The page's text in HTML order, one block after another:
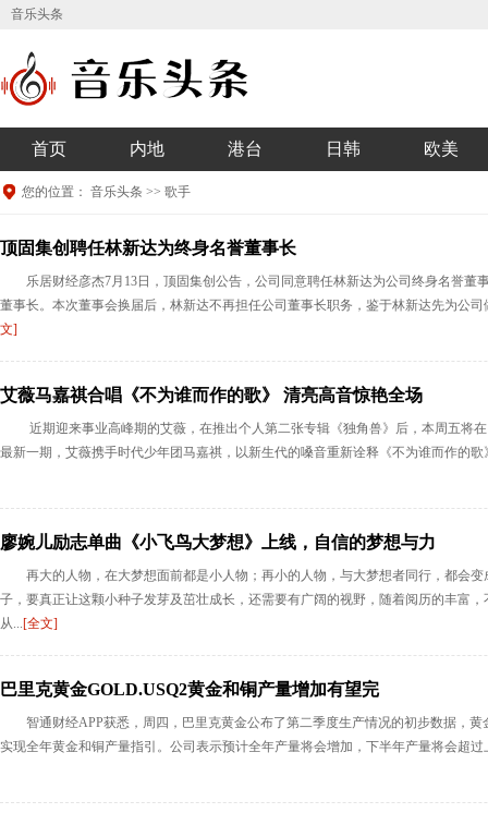
音乐头条
首页 内地 港台 日韩 欧美
您的位置： 音乐头条 >> 歌手
顶固集创聘任林新达为终身名誉董事长
乐居财经彦杰7月13日，顶固集创公告，公司同意聘任林新达为公司终身名誉
董事长。本次董事会换届后，林新达不再担任公司董事长职务，鉴于林新达先为公
文]
艾薇马嘉祺合唱《不为谁而作的歌》 清亮高音惊艳全场
近期迎来事业高峰期的艾薇，在推出个人第二张专辑《独角兽》后，本周五将
最新一期，艾薇携手时代少年团马嘉祺，以新生代的嗓音重新诠释《不为谁而作的
廖婉儿励志单曲《小飞鸟大梦想》上线，自信的梦想与力
再大的人物，在大梦想面前都是小人物；再小的人物，与大梦想者同行，都会
子，要真正让这颗小种子发芽及茁壮成长，还需要有广阔的视野，随着阅历的丰富
从...[全文]
巴里克黄金GOLD.USQ2黄金和铜产量增加有望完
智通财经APP获悉，周四，巴里克黄金公布了第二季度生产情况的初步数据，
实现全年黄金和铜产量指引。公司表示预计全年产量将会增加，下半年产量将会超